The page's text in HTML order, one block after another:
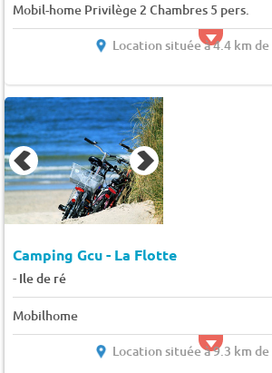
Mobil-home Privilège 2 Chambres 5 pers.
Location située à 4.4 km
Camping Gcu - La Flotte
- Ile de ré
Mobilhome
Location située à 9.3 km